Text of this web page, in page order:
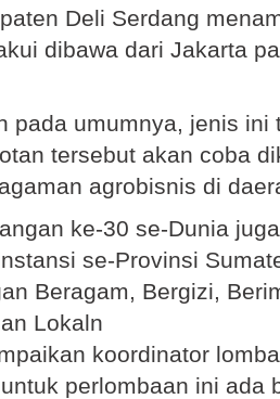
Deli Serdang
dibawa dari Jakarta
pada umumnya, jenis ini
tersebut akan coba
agrobisnis di
ke-30 se-Dunia
se-Provinsi
Beragam, Bergizi,
Lokaln
koordinator
perlombaan ini ada